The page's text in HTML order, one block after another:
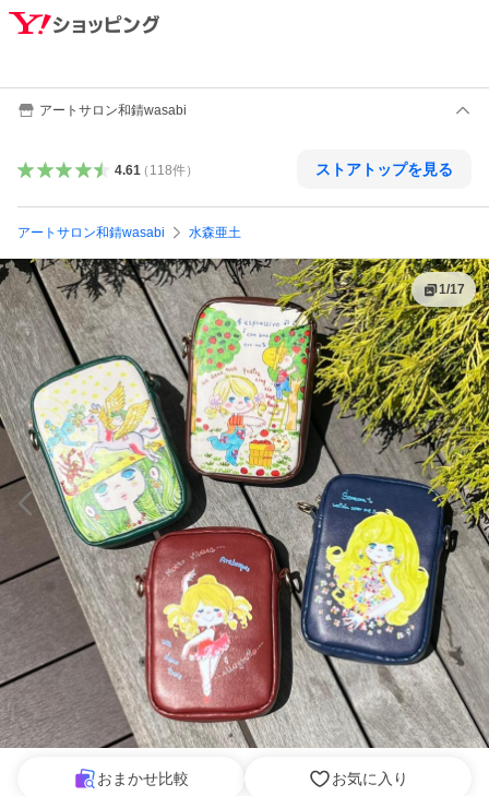
アートサロン和錆wasabi
4.61（ 118件） ストアトップを見る
アートサロン和錆wasabi 水森亜土
1/17
おまかせ比較 お気に入り